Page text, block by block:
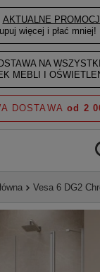
AKTUALNE
więcej i płać mniej!
NA
MEBLI I
DOSTAWA od 2
Vesa 6 DG2